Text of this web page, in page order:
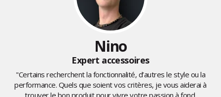
Nino
Expert accessoires
"Certains recherchent la fonctionnalité, d’autres le style ou la
performance. Quels que soient vos critères, je vous aiderai à